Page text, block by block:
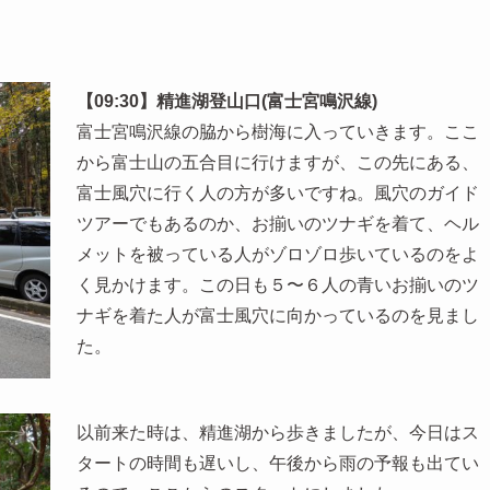
【09:30】精進湖登山口(富士宮鳴沢線)
富士宮鳴沢線の脇から樹海に入っていきます。ここ
から富士山の五合目に行けますが、この先にある、
富士風穴に行く人の方が多いですね。風穴のガイド
ツアーでもあるのか、お揃いのツナギを着て、ヘル
メットを被っている人がゾロゾロ歩いているのをよ
く見かけます。この日も５〜６人の青いお揃いのツ
ナギを着た人が富士風穴に向かっているのを見まし
た。
以前来た時は、精進湖から歩きましたが、今日はス
タートの時間も遅いし、午後から雨の予報も出てい